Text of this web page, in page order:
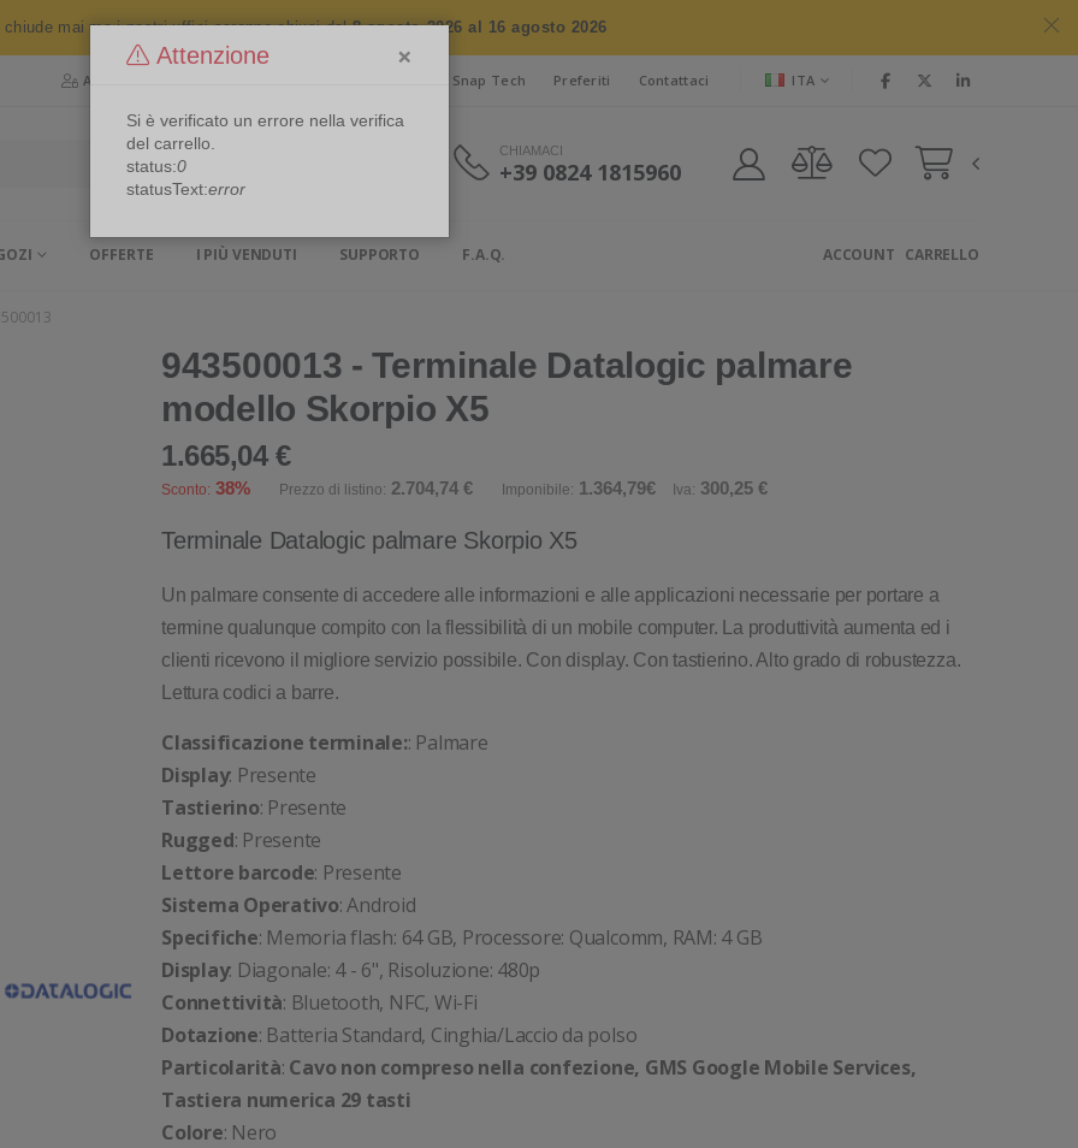
chiude mai ma i nostri uffici saranno chiusi dal8 agosto 2026 al 16 agosto 2026
Area Riservata Snap Tech Preferiti Contattaci ITA
CHIAMACI
+39 0824 1815960
OFFERTE I PIÙ VENDUTI SUPPORTO F.A.Q. CARRELLO
ACCOUNT
943500013 - Terminale Datalogic palmare
modello Skorpio X5
1.665,04 €
Sconto: 38% Prezzo di listino: 2.704,74 € Imponibile: 1.364,79€ Iva: 300,25 €
Terminale Datalogic palmare Skorpio X5
Un palmare consente di accedere alle informazioni e alle applicazioni necessarie per portare a
termine qualunque compito con la flessibilità di un mobile computer. La produttività aumenta ed i
clienti ricevono il migliore servizio possibile. Con display. Con tastierino. Alto grado di robustezza.
Lettura codici a barre.
Classificazione terminale:: Palmare
Display: Presente
Tastierino: Presente
Rugged: Presente
Lettore barcode: Presente
Sistema Operativo: Android
Specifiche: Memoria flash: 64 GB, Processore: Qualcomm, RAM: 4 GB
Display: Diagonale: 4 - 6", Risoluzione: 480p
Connettività: Bluetooth, NFC, Wi-Fi
Dotazione: Batteria Standard, Cinghia/Laccio da polso
Particolarità: Cavo non compreso nella confezione, GMS Google Mobile Services,
Tastiera numerica 29 tasti
Colore: Nero
Attenzione ×
Si è verificato un errore nella verifica
del carrello.
status:0
statusText:error